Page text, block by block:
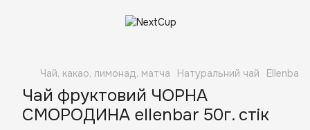
Чай, какао, лимонад, матча Натуральний чай Ellenbar
Чай фруктовий ЧОРНА
СМОРОДИНА ellenbar 50г. стік